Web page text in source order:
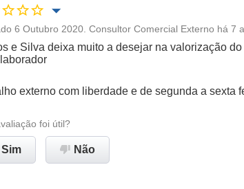
de promoção
de trabalho
Conciliação
6 Outubro 2020. Consultor Comercial Externo há 7
e Silva deixa muito a desejar na valorização
externo com liberdade e de segunda a sexta
foi útil?
Sim Não